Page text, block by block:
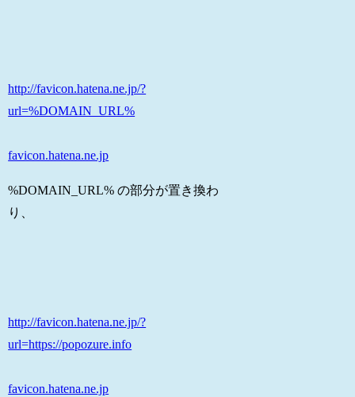
http://favicon.hatena.ne.jp/?
url=%DOMAIN_URL%
favicon.hatena.ne.jp
%DOMAIN_URL% の部分が置き換わ
り、
http://favicon.hatena.ne.jp/?
url=https://popozure.info
favicon.hatena.ne.jp